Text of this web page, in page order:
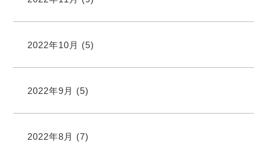
2022年10月 (5)
2022年9月 (5)
2022年8月 (7)